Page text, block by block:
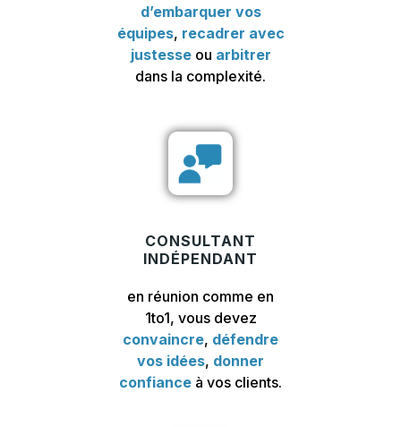
d’embarquer vos
équipes, recadrer avec
justesseou arbitrer
dans la complexité.
CONSULTANT
INDÉPENDANT
en réunion comme en
1to1, vous devez
convaincre, défendre
vos idées, donner
confiance à vos clients.